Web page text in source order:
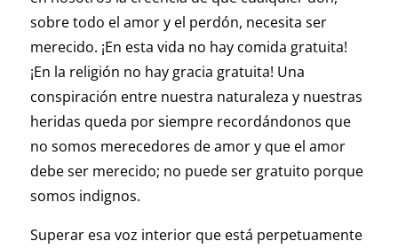
sobre todo el amor y el perdón, necesita ser
merecido. ¡En esta vida no hay comida gratuita!
¡En la religión no hay gracia gratuita! Una
conspiración entre nuestra naturaleza y nuestras
heridas queda por siempre recordándonos que
no somos merecedores de amor y que el amor
debe ser merecido; no puede ser gratuito porque
somos indignos.
Superar esa voz interior que está perpetuamente